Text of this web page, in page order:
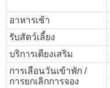
อาหารเช้า
รับสัตว์เลี้ยง
บริการเตียงเสริม
การเลือนวันเข้าพัก /
การยกเลิกการจอง